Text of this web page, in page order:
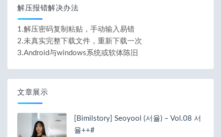
解压报错解决办法
1.解压密码复制粘贴，手动输入易错
2.未真实完整下载文件，重新下载一次
3.Android与windows系统或软体陈旧
文章展示
[Bimilstory] Seoyool (서율) – Vol.08 서
율++#